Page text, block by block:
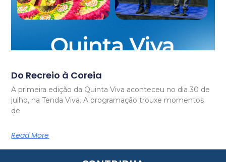
Do Recreio à Coreia
A primeira edição da Quinta Viva aconteceu no dia 30 de
julho, na Tenda Viva. A programação trouxe momentos
de
Read More